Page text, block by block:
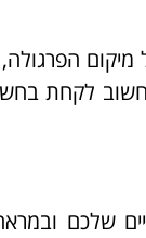
לקחת
שלכם